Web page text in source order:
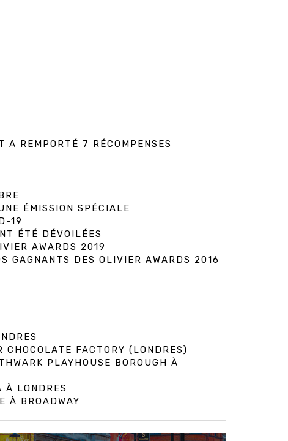
REMPORTÉ 7 RÉCOMPENSES
ÉMISSION SPÉCIALE
19
ÉTÉ DÉVOILÉES
AWARDS 2019
GAGNANTS DES OLIVIER AWARDS 2016
FACTORY (LONDRES)
PLAYHOUSE BOROUGH À
À LONDRES
À BROADWAY